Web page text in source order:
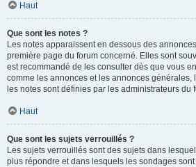
Haut
Que sont les notes ?
Les notes apparaissent en dessous des
première page du forum concerné. Elles sont
est recommandé de les consulter dès que vous
comme les annonces et les annonces générales,
les notes sont définies par les administrateurs du
Haut
Que sont les sujets verrouillés ?
Les sujets verrouillés sont des sujets dans
plus répondre et dans lesquels les sondages